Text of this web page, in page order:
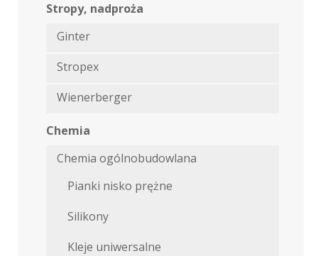
Stropy, nadproża
Ginter
Stropex
Wienerberger
Chemia
Chemia ogólnobudowlana
Pianki nisko prężne
Silikony
Kleje uniwersalne